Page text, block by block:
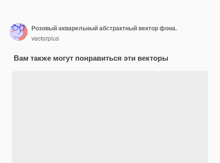
Розовый акварельный абстрактный вектор фона.
vectorplus
Вам также могут понравиться эти векторы